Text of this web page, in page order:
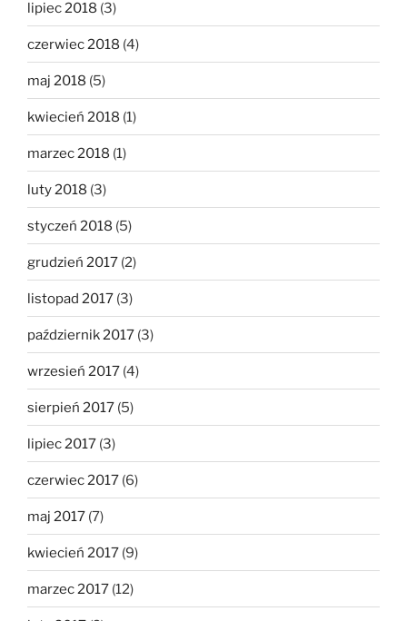
lipiec 2018 (3)
czerwiec 2018 (4)
maj 2018 (5)
kwiecień 2018 (1)
marzec 2018 (1)
luty 2018 (3)
styczeń 2018 (5)
grudzień 2017 (2)
listopad 2017 (3)
październik 2017 (3)
wrzesień 2017 (4)
sierpień 2017 (5)
lipiec 2017 (3)
czerwiec 2017 (6)
maj 2017 (7)
kwiecień 2017 (9)
marzec 2017 (12)